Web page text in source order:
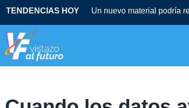
TENDENCIAS HOY Un nuevo material podría